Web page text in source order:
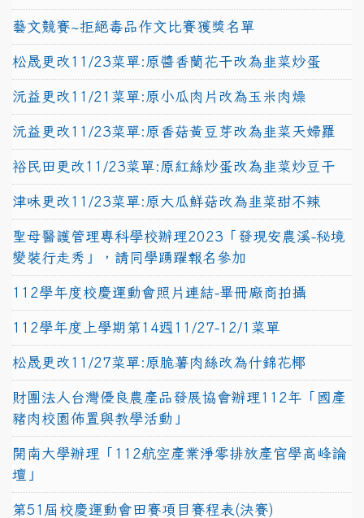
藝文競賽~拒絕毒品作文比賽獲獎名單
松晟更改11/23菜單:原醬香蘭花干改為韭菜炒蛋
沅益更改11/21菜單:原小瓜肉片改為玉米肉燥
沅益更改11/23菜單:原香菇黃豆芽改為韭菜天婦羅
裕民田更改11/23菜單:原紅絲炒蛋改為韭菜炒豆干
津味更改11/23菜單:原大瓜鮮菇改為韭菜甜不辣
聖母醫護管理專科學校辦理2023「發現安農溪-秘境
變裝行走秀」，請同學踴躍報名參加
112學年度校慶運動會照片連結-畢冊廠商拍攝
112學年度上學期第14週11/27-12/1菜單
松晟更改11/27菜單:原脆薯肉絲改為什錦花椰
財團法人台灣優良農產品發展協會辦理112年「國產
豬肉校園佈置與教學活動」
開南大學辦理「112航空產業淨零排放產官學高峰論
壇」
第51屆校慶運動會田賽項目賽程表(決賽)